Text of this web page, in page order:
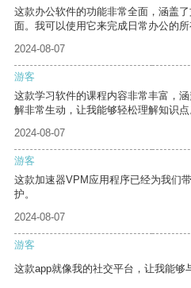
这款办公软件的功能非常全面，涵盖
面。我可以使用它来完成日常办公的所
2024-08-07
游客
这款学习软件的课程内容非常丰富，
解非常生动，让我能够轻松理解知识点
2024-08-07
游客
这款加速器VPM应用程序已经为我们
护。
2024-08-07
游客
这款app就像我的社交平台，让我能够